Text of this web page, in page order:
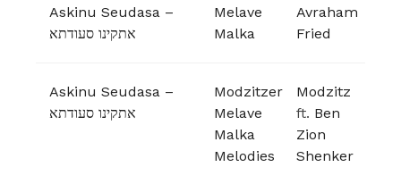
Askinu Seudasa –
אתקינו סעודתא
Melave
Malka
Avraham
Fried
Askinu Seudasa –
אתקינו סעודתא
Modzitzer
Melave
Malka
Melodies
Modzitz
ft. Ben
Zion
Shenker